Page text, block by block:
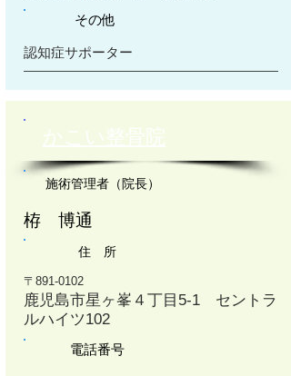
その他
認知症サポーター
かこい整骨院
施術管理者（院長）
栫 博通
住 所
〒891-0102
鹿児島市星ヶ峯４丁目5-1 セントラ
ルハイツ102
電話番号